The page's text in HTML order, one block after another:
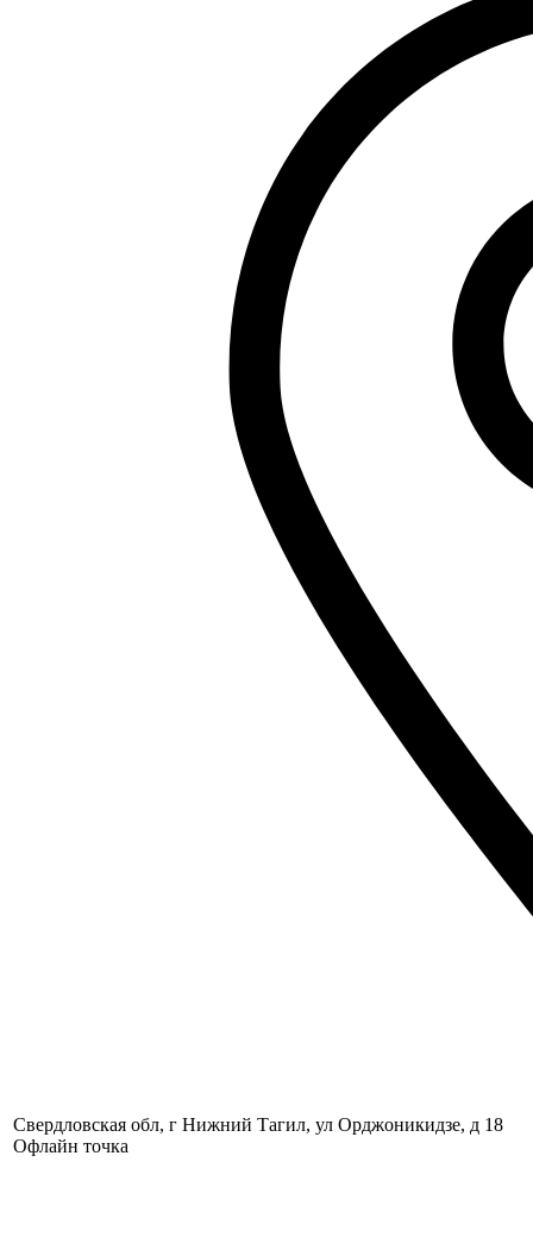
Свердловская обл, г Нижний Тагил, ул Орджоникидзе, д 18
Офлайн точка